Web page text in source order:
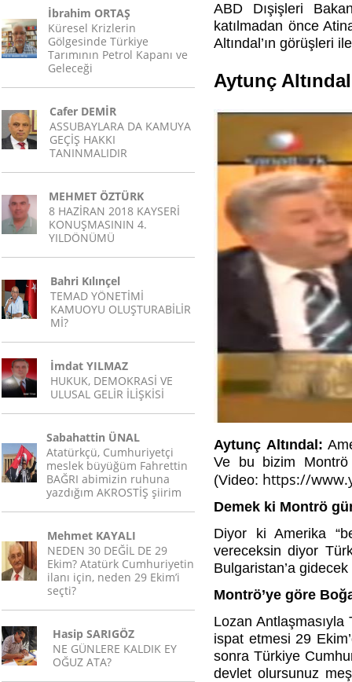
İbrahim ORTAŞ
Küresel Krizlerin
Gölgesinde Türkiye
Tarımının Petrol Kapanı ve
Geleceği
Cafer DEMİR
ASSUBAYLARA DA KAMUYA
GEÇİŞ HAKKI
TANINMALIDIR
MEHMET ÖZTÜRK
8 HAZİRAN 2018 KAYSERİ
KONUŞMASININ 4.
YILDÖNÜMÜ
Bahri Kılınçel
TEMAD YÖNETİMİ
KAMUOYU OLUŞTURABİLİR
Mİ?
İmdat YILMAZ
HUKUK, DEMOKRASİ VE
ULUSAL GELİR İLİŞKİSİ
Sabahattin ÜNAL
Atatürkçü, Cumhuriyetçi
meslek büyüğüm Fahrettin
BAĞRI abimizin ruhuna
yazdığım AKROSTİŞ şiirim
Mehmet KAYALI
NEDEN 30 DEĞİL DE 29
Ekim? Atatürk Cumhuriyetin
ilanı için, neden 29 Ekim’i
seçti?
Hasip SARIGÖZ
NE GÜNLERE KALDIK EY
OĞUZ ATA?
ABD Dışişleri
katılmadan önce
Altındal’ın görüşleri
Aytunç
Aytunç Altındal:
Ve bu bizim Montrö
(Video: https://
Demek ki Montrö
Diyor ki Amerika
vereceksin diyor
Bulgaristan’a
Montrö’ye göre
Lozan
ispat etmesi 29
sonra Türkiye
devlet olursunuz